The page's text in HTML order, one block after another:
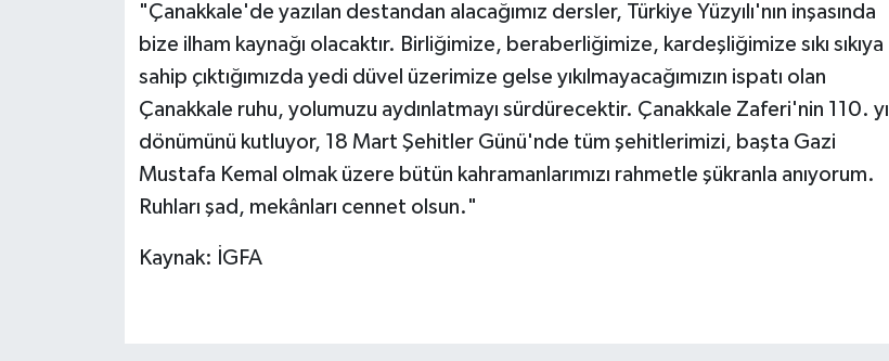
"Çanakkale'de yazılan destandan alacağımız dersler, Türkiye Yüzyılı'nın inşasında
bize ilham kaynağı olacaktır. Birliğimize, beraberliğimize, kardeşliğimize sıkı sıkıya
sahip çıktığımızda yedi düvel üzerimize gelse yıkılmayacağımızın ispatı olan
Çanakkale ruhu, yolumuzu aydınlatmayı sürdürecektir. Çanakkale Zaferi'nin 110. yıl
dönümünü kutluyor, 18 Mart Şehitler Günü'nde tüm şehitlerimizi, başta Gazi
Mustafa Kemal olmak üzere bütün kahramanlarımızı rahmetle şükranla anıyorum.
Ruhları şad, mekânları cennet olsun."
Kaynak: İGFA